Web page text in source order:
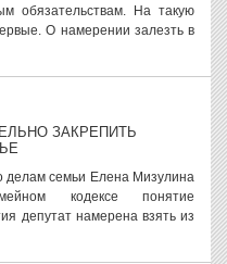
обязательствам. На такую
О намерении залезть в
ЗАКРЕПИТЬ
делам семьи Елена Мизулина
кодексе понятие
депутат намерена взять из